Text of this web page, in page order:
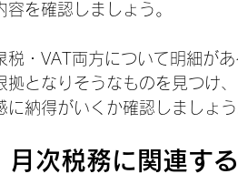
容を確認しましょう。
・VAT両方について明細が
拠となりそうなものを見つけ
に納得がいくか確認しましょう
次税務に関連す